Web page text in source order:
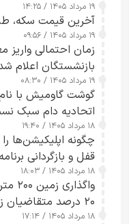
۱۹ مرداد ۱۴۰۵ / ۱۴:۲۵
آخرین قیمت سکه، طلاو
۱۹ مرداد ۱۴۰۵ / ۰۹:۵۶
زمان احتمالی واریز
بازنشستگان اعلام
۱۹ مرداد ۱۴۰۵ / ۰۸:۳۰
گوشت گاومیش با
اتحادیه دام سبک
هشدار داد
۱۸ مرداد ۱۴۰۵ / ۱۹:۴۰
چگونه اپلیکیشن‌ها
قفل و بازگردانی
۱۸ مرداد ۱۴۰۵ / ۱۸:۰۳
۲۰ درصد متقاضیان زمین گرفتند
۱۸ مرداد ۱۴۰۵ / ۱۷:۱۴